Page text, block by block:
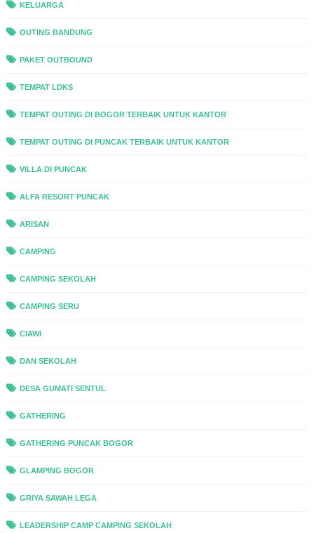
KELUARGA
OUTING BANDUNG
PAKET OUTBOUND
TEMPAT LDKS
TEMPAT OUTING DI BOGOR TERBAIK UNTUK KANTOR
TEMPAT OUTING DI PUNCAK TERBAIK UNTUK KANTOR
VILLA DI PUNCAK
ALFA RESORT PUNCAK
ARISAN
CAMPING
CAMPING SEKOLAH
CAMPING SERU
CIAWI
DAN SEKOLAH
DESA GUMATI SENTUL
GATHERING
GATHERING PUNCAK BOGOR
GLAMPING BOGOR
GRIYA SAWAH LEGA
LEADERSHIP CAMP CAMPING SEKOLAH